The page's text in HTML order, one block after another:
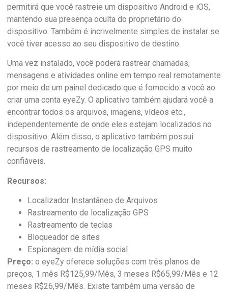
permitirá que você rastreie um dispositivo Android e iOS,
mantendo sua presença oculta do proprietário do
dispositivo. Também é incrivelmente simples de instalar se
você tiver acesso ao seu dispositivo de destino.
Uma vez instalado, você poderá rastrear chamadas,
mensagens e atividades online em tempo real remotamente
por meio de um painel dedicado que é fornecido a você ao
criar uma conta eyeZy. O aplicativo também ajudará você a
encontrar todos os arquivos, imagens, vídeos etc.,
independentemente de onde eles estejam localizados no
dispositivo. Além disso, o aplicativo também possui
recursos de rastreamento de localização GPS muito
confiáveis.
Recursos:
Localizador Instantâneo de Arquivos
Rastreamento de localização GPS
Rastreamento de teclas
Bloqueador de sites
Espionagem de mídia social
Preço: o eyeZy oferece soluções com três planos de
preços, 1 mês R$125,99/Mês, 3 meses R$65,99/Mês e 12
meses R$26,99/Mês. Existe também uma versão de